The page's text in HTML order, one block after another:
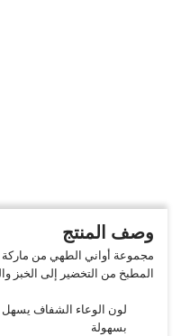
وصف المنتج
مجموعة أواني الطهي من ماركة
المطبخ من التخضير إلى الخبز
لون الوعاء الشفاف يسهل
بسهولة